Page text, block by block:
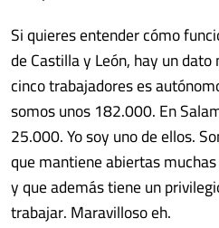
Si quieres entender cómo
de Castilla y León, hay un
cinco trabajadores es
somos unos 182.000. En
25.000. Yo soy uno de ellos.
que mantiene abiertas
y que además tiene un
trabajar. Maravilloso eh.